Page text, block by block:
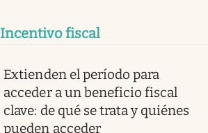
Incentivo fiscal
Extienden el período para
acceder a un beneficio fiscal
clave: de qué se trata y quiénes
pueden acceder